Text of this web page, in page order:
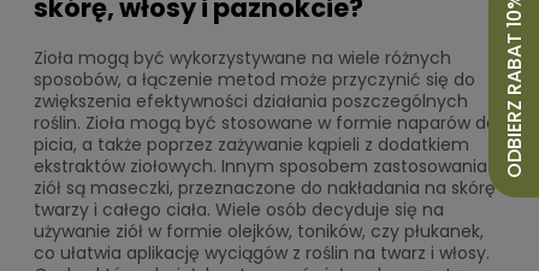
skórę, włosy i paznokcie?
Zioła mogą być wykorzystywane na wiele różnych
sposobów, a łączenie metod może przyczynić się do
zwiększenia efektywności działania poszczególnych
roślin. Zioła mogą być stosowane w formie naparów do
picia, a także poprzez zażywanie kąpieli z dodatkiem
ekstraktów ziołowych. Innym sposobem zastosowania
ziół są maseczki, przeznaczone do nakładania na skórę
twarzy i całego ciała. Wiele osób decyduje się na
używanie ziół w formie olejków, toników, czy płukanek,
co ułatwia aplikację wyciągów z roślin na twarz i włosy.
ODBIERZ RABAT 10%